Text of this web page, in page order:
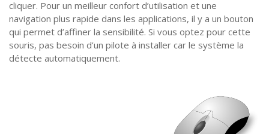
cliquer. Pour un meilleur confort d’utilisation et une
navigation plus rapide dans les applications, il y a un bouton
qui permet d’affiner la sensibilité. Si vous optez pour cette
souris, pas besoin d’un pilote à installer car le système la
détecte automatiquement.